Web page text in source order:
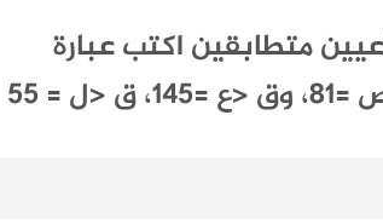
متطابقين اكتب عبارة
= 55